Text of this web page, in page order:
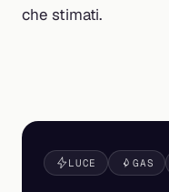
che stimati.
LUCE GAS